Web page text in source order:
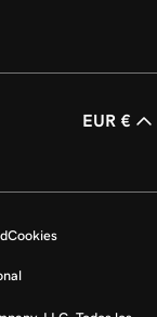
EUR €
Cookies